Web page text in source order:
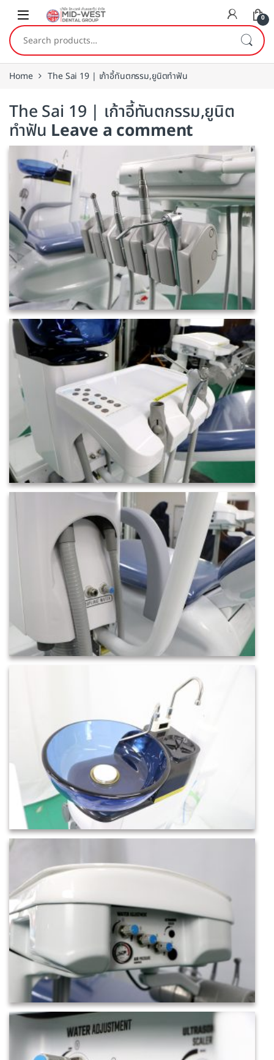
Skip to navigation
Skip to content
0
Search for:
Home The Sai 19 | เก้าอี้ทันตกรรม,ยูนิตทำฟัน
The Sai 19 | เก้าอี้ทันตกรรม,ยูนิต
ทำฟัน Leave a comment